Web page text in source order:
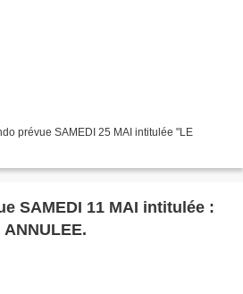
prévue SAMEDI 25 MAI intitulée "LE
11 MAI intitulée :